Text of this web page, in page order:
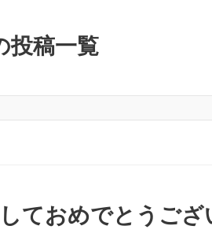
投稿一覧
ておめでとうござ